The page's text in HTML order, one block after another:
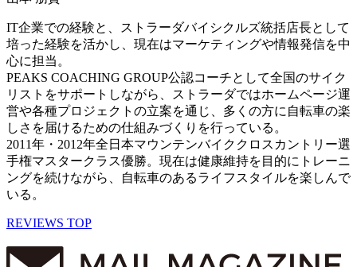
IT企業での経験と、ストラーダバイシクルズ統括店長として
培った経験を活かし、現在はマーケティングや情報発信を中
心に担当。
PEAKS COACHING GROUP公認コーチとして全国のサイク
リストをサポートしながら、ストラーダではホームページ運
営や各種プロジェクトの立案を通じ、多くの方に自転車の楽
しさを届けるための仕組みづくりを行っている。
2011年・2012年全日本マウンテンバイククロスカントリー選
手権マスタークラス優勝。現在は健康維持を目的にトレーニ
ングを続けながら、自転車のあるライフスタイルを楽しんで
いる。
REVIEWS TOP